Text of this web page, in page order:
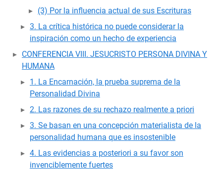
(3) Por la influencia actual de sus Escrituras
3. La crítica histórica no puede considerar la
inspiración como un hecho de experiencia
CONFERENCIA VIII. JESUCRISTO PERSONA DIVINA Y
HUMANA
1. La Encarnación, la prueba suprema de la
Personalidad Divina
2. Las razones de su rechazo realmente a priori
3. Se basan en una concepción materialista de la
personalidad humana que es insostenible
4. Las evidencias a posteriori a su favor son
invenciblemente fuertes